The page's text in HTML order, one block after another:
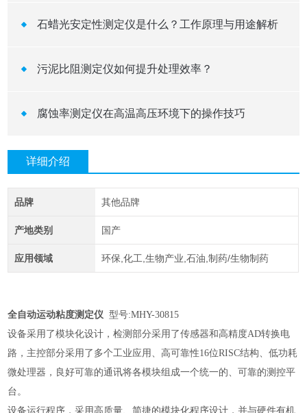
石蜡光安定性测定仪是什么？工作原理与用途解析
污泥比阻测定仪如何提升处理效率？
腐蚀率测定仪在高温高压环境下的操作技巧
详细介绍
品牌 其他品牌
产地类别 国产
应用领域 环保,化工,生物产业,石油,制药/生物制药
全自动运动粘度测定仪 型号:MHY-30815
设备采用了模块化设计，检测部分采用了传感器和高精度AD转换电
路，主控部分采用了多个工业应用、高可靠性16位RISC结构、低功耗
微处理器，良好可靠的通讯将各模块组成一个统一的、可靠的测控平
台。
设备运行程序，采用高质量、简捷的模块化程序设计，并与硬件有机